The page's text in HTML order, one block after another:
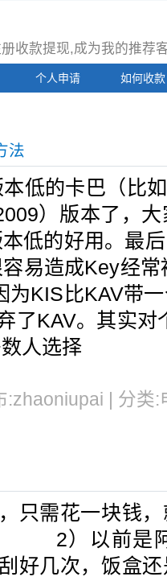
收款提现,成为我的推荐
个人申请 如何收款
法
的卡巴（比如
）版本了，
低的好用。最
容易造成Key
为KIS比KAV带
了KAV。其实
人选择
:zhaoniupai | 分类
需花一块钱，
2）以前是
好几次，饭盒